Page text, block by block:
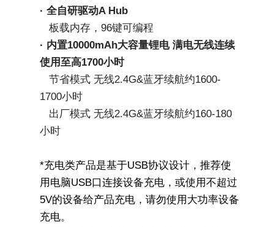
· 全自研驱动A Hub
   板载内存，96键可编程
· 内置10000mAh大容量锂电 满电无线连续
使用至高1700小时
   节省模式 无线2.4G&蓝牙续航约1600-
1700小时
小时
*充电类产品是基于USB协议设计，推荐使
用电脑USB口连接设备充电，或使用不超过
5V的设备给产品充电，请勿使用大功率设备
充电。